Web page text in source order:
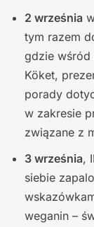
2 września
tym razem
gdzie wśród
Köket,
porady
w zakresie
związane z
3 września,
siebie
weganin –